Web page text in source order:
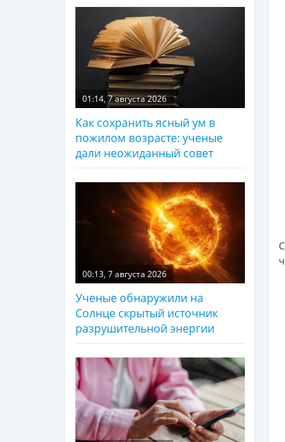
01:14, 7 августа 2026
Как сохранить ясный ум в
пожилом возрасте: ученые
дали неожиданный совет
00:13, 7 августа 2026
Ученые обнаружили на
Солнце скрытый источник
разрушительной энергии